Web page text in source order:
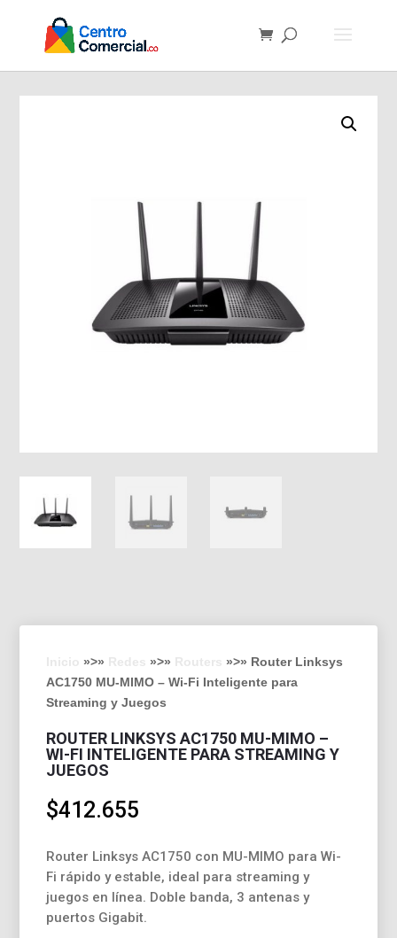
»>» »>»
»>» Router Linksys
AC1750 MU-MIMO – Wi-Fi Inteligente para
Streaming y Juegos
ROUTER LINKSYS AC1750 MU-MIMO –
WI-FI INTELIGENTE PARA STREAMING Y
JUEGOS
$412.655
Router Linksys AC1750 con MU-MIMO para Wi-
Fi rápido y estable, ideal para streaming y
juegos en línea. Doble banda, 3 antenas y
puertos Gigabit.